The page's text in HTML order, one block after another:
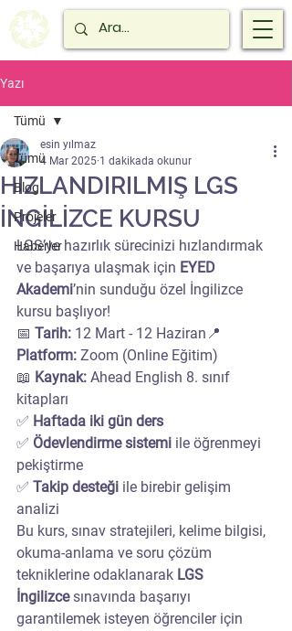
Yazı
Tümü
Blog
Projeler
Haberler
Tümü
HIZLANDIRILMIŞ LGS
İNGİLİZCE KURSU
esin yılmaz
4 Mar 2025 1 dakikada okunur
LGS’ye hazırlık sürecinizi hızlandırmak
ve başarıya ulaşmak için EYED
Akademi’nin sunduğu özel İngilizce
kursu başlıyor!
📅 Tarih: 12 Mart - 12 Haziran📍
Platform: Zoom (Online Eğitim)
📖 Kaynak: Ahead English 8. sınıf
kitapları
✅ Haftada iki gün ders
✅ Ödevlendirme sistemi ile öğrenmeyi
pekiştirme
✅ Takip desteği ile birebir gelişim
analizi
Bu kurs, sınav stratejileri, kelime bilgisi,
okuma-anlama ve soru çözüm
tekniklerine odaklanarak LGS
İngilizce sınavında başarıyı
garantilemek isteyen öğrenciler için